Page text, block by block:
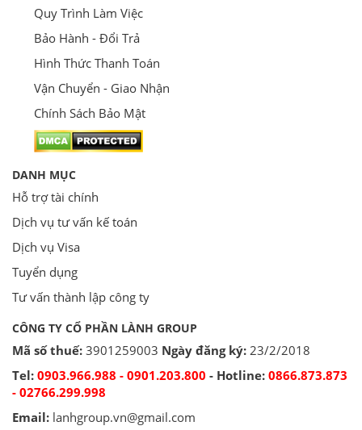
Quy Trình Làm Việc
Bảo Hành - Đổi Trả
Hình Thức Thanh Toán
Vận Chuyển - Giao Nhận
Chính Sách Bảo Mật
DANH MỤC
Hỗ trợ tài chính
Dịch vụ tư vấn kế toán
Dịch vụ Visa
Tuyển dụng
Tư vấn thành lập công ty
CÔNG TY CỔ PHẦN LÀNH GROUP
Mã số thuế: 3901259003 Ngày đăng ký: 23/2/2018
Tel: 0903.966.988 - 0901.203.800 - Hotline: 0866.873.873
- 02766.299.998
Email: lanhgroup.vn@gmail.com